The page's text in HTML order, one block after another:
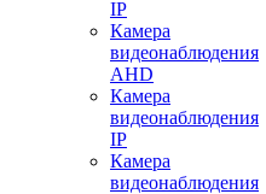
IP
Камера
видеонаблюдения
AHD
Камера
видеонаблюдения
IP
Камера
видеонаблюдения